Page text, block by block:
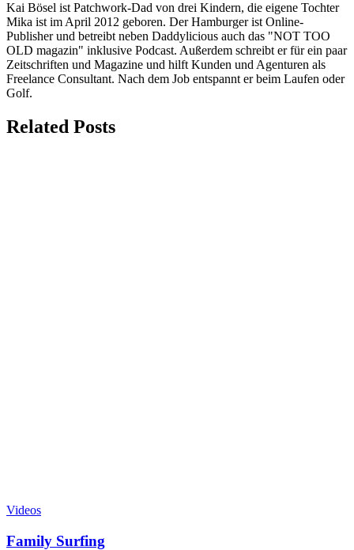
Kai Bösel ist Patchwork-Dad von drei Kindern, die eigene Tochter
Mika ist im April 2012 geboren. Der Hamburger ist Online-
Publisher und betreibt neben Daddylicious auch das "NOT TOO
OLD magazin" inklusive Podcast. Außerdem schreibt er für ein paar
Zeitschriften und Magazine und hilft Kunden und Agenturen als
Freelance Consultant. Nach dem Job entspannt er beim Laufen oder
Golf.
Related Posts
Videos
Family Surfing